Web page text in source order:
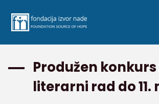
Produžen konkurs
literarni rad do